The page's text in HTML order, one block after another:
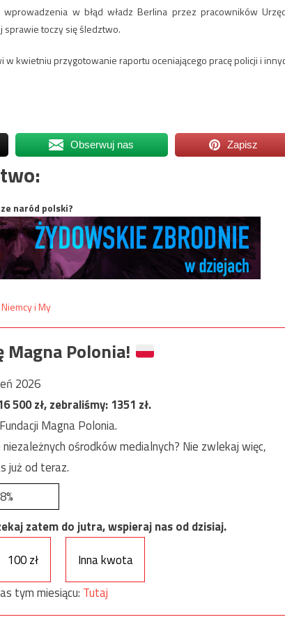
w błąd władz Berlina przez pracowników
sprawie toczy się śledztwo.
kwietniu przygotowanie raportu oceniającego pracę policji i
Obserwuj nas Zapisz
naród polski?
Magna Polonia!
2026
500zł, zebraliśmy:1351 zł.
Magna Polonia.
ośrodków medialnych? Nie zwlekaj więc,
już od teraz.
8%
zatem do jutra, wspieraj nas od dzisiaj.
100 zł
Inna kwota
tym miesiącu: Tutaj